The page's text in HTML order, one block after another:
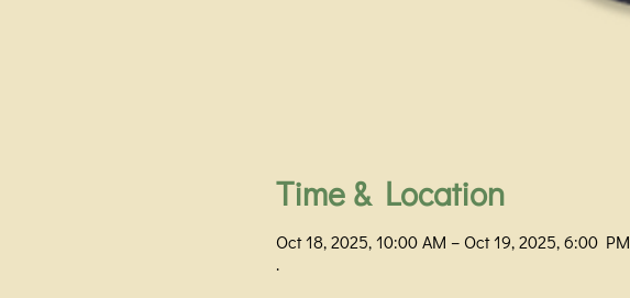
Time & Location
Oct 18, 2025, 10:00 AM – Oct 19, 2025, 6:00 PM
.